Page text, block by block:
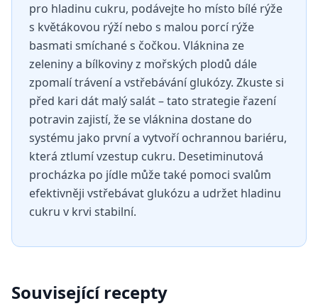
pro hladinu cukru, podávejte ho místo bílé rýže
s květákovou rýží nebo s malou porcí rýže
basmati smíchané s čočkou. Vláknina ze
zeleniny a bílkoviny z mořských plodů dále
zpomalí trávení a vstřebávání glukózy. Zkuste si
před kari dát malý salát – tato strategie řazení
potravin zajistí, že se vláknina dostane do
systému jako první a vytvoří ochrannou bariéru,
která ztlumí vzestup cukru. Desetiminutová
procházka po jídle může také pomoci svalům
efektivněji vstřebávat glukózu a udržet hladinu
cukru v krvi stabilní.
Související recepty